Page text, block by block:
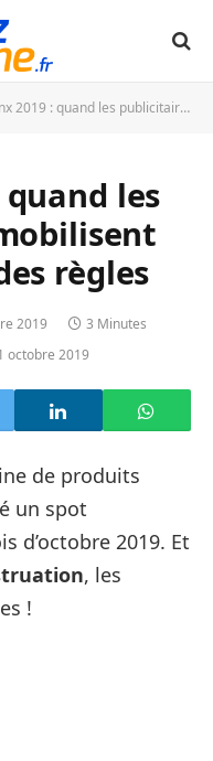
les publicitaires se mobilisent contre le tabou des règles
quand les
règles
2019
3 Minutes
octobre 2019
de produits
un spot
d’octobre 2019. Et
, les
!